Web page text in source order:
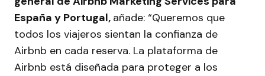
España y Portugal, añade: “Queremos que
todos los viajeros sientan la confianza de
Airbnb en cada reserva. La plataforma de
Airbnb está diseñada para proteger a los